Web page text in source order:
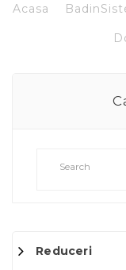
Acasa
Reduceri